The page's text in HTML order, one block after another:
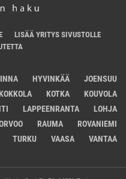
LISÄÄ YRITYS SIVUSTOLLE
HYVINKÄÄ
JOENSUU
KOTKA
KOUVOLA
LAPPEENRANTA
LOHJA
RAUMA
ROVANIEMI
TURKU VAASA VANTAA